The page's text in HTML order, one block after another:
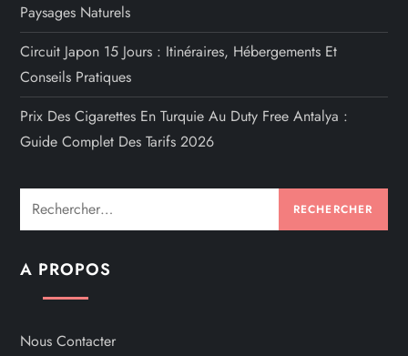
Paysages Naturels
Circuit Japon 15 Jours : Itinéraires, Hébergements Et
Conseils Pratiques
Prix Des Cigarettes En Turquie Au Duty Free Antalya :
Guide Complet Des Tarifs 2026
Rechercher :
A PROPOS
Nous Contacter